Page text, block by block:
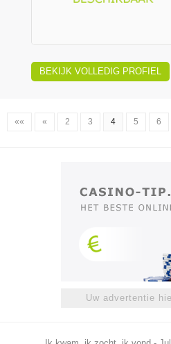
BEKIJK VOLLEDIG PROFIEL
«« « 2 3 4 5 6
Uw advertentie